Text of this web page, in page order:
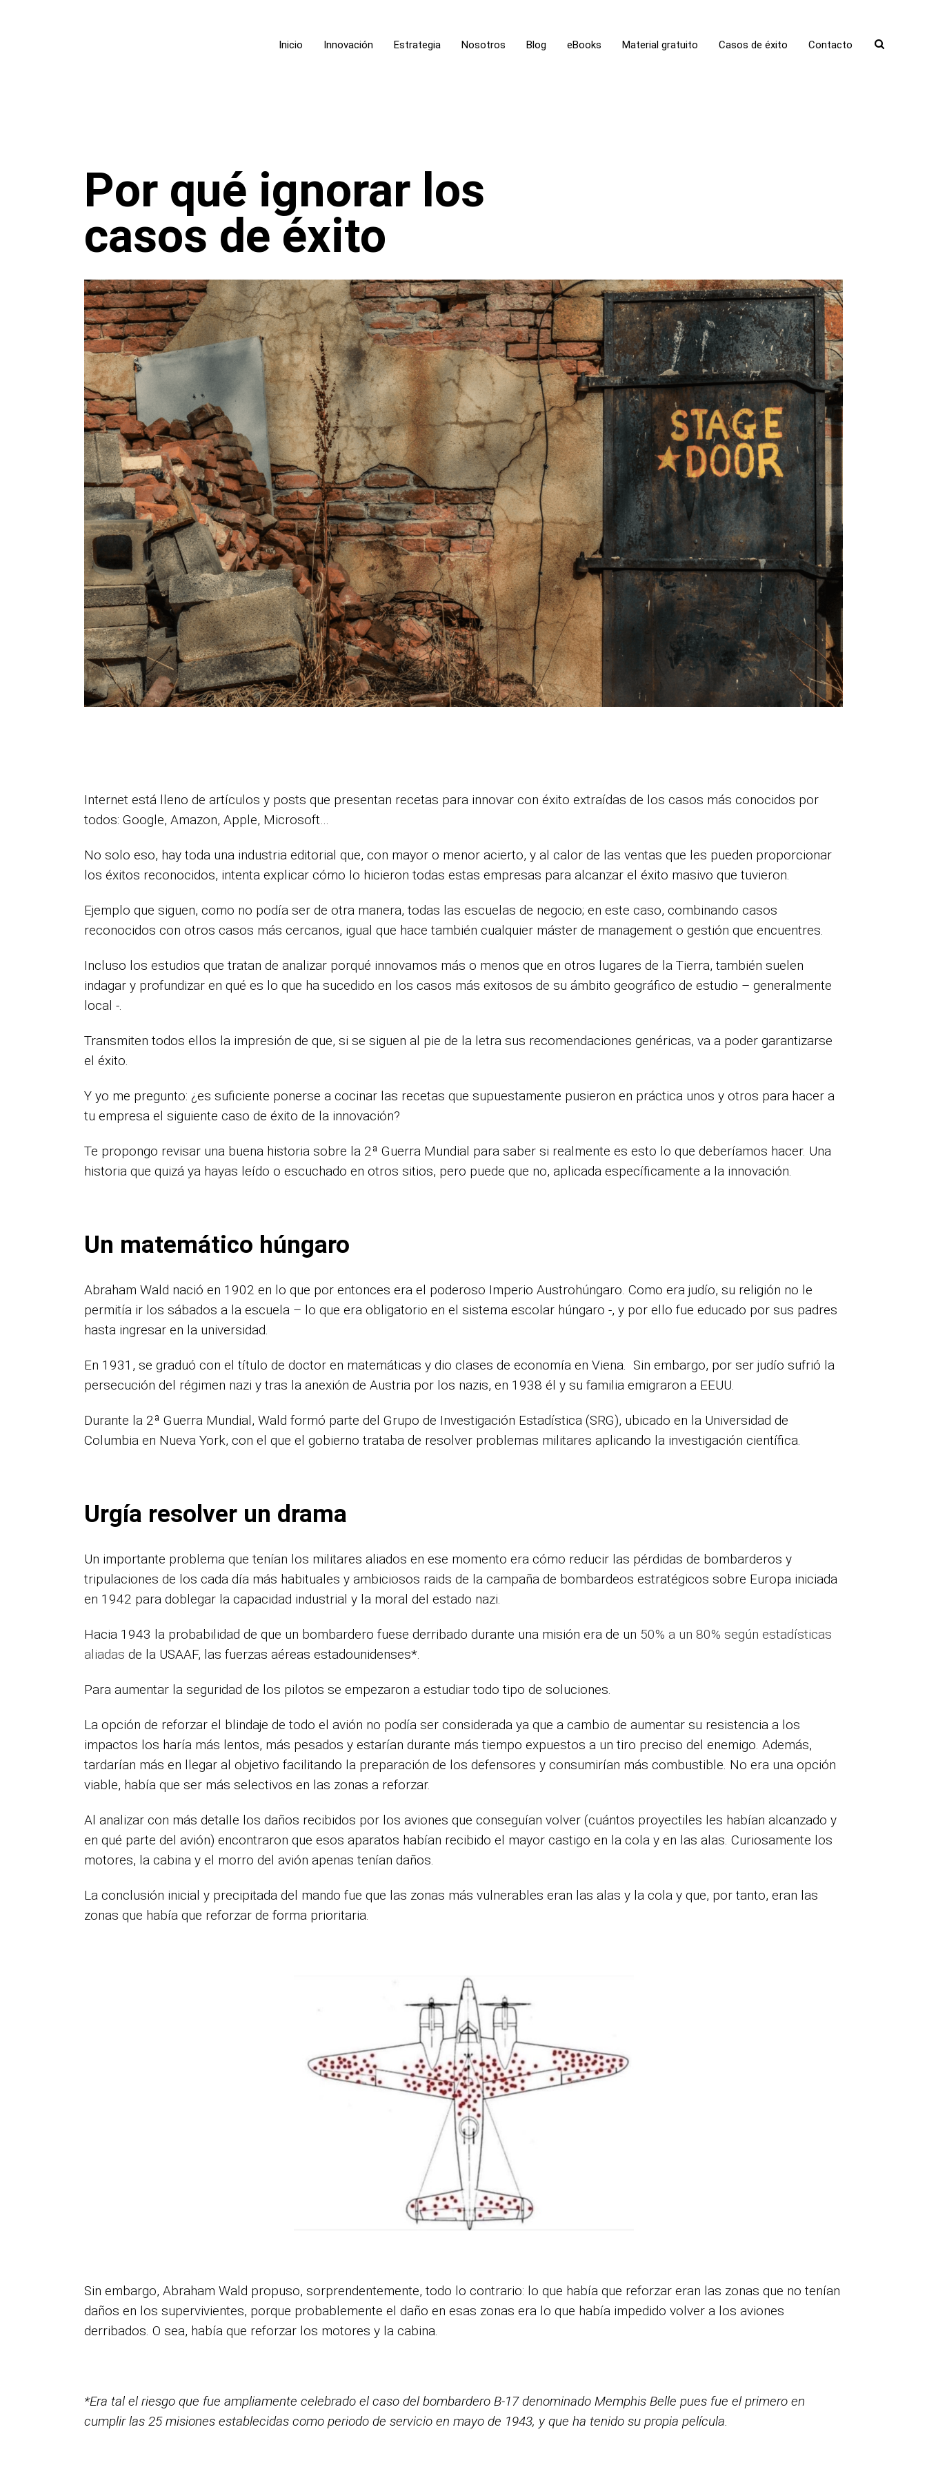
Inicio Innovación Estrategia Nosotros Blog eBooks Material gratuito Casos de éxito Contacto
Por qué ignorar los
casos de éxito
Internet está lleno de artículos y posts que presentan recetas para innovar con éxito extraídas de los casos más conocidos por
todos: Google, Amazon, Apple, Microsoft…
No solo eso, hay toda una industria editorial que, con mayor o menor acierto, y al calor de las ventas que les pueden proporcionar
los éxitos reconocidos, intenta explicar cómo lo hicieron todas estas empresas para alcanzar el éxito masivo que tuvieron.
Ejemplo que siguen, como no podía ser de otra manera, todas las escuelas de negocio; en este caso, combinando casos
reconocidos con otros casos más cercanos, igual que hace también cualquier máster de management o gestión que encuentres.
Incluso los estudios que tratan de analizar porqué innovamos más o menos que en otros lugares de la Tierra, también suelen
indagar y profundizar en qué es lo que ha sucedido en los casos más exitosos de su ámbito geográfico de estudio – generalmente
local -.
Transmiten todos ellos la impresión de que, si se siguen al pie de la letra sus recomendaciones genéricas, va a poder garantizarse
el éxito.
Y yo me pregunto: ¿es suficiente ponerse a cocinar las recetas que supuestamente pusieron en práctica unos y otros para hacer a
tu empresa el siguiente caso de éxito de la innovación?
Te propongo revisar una buena historia sobre la 2ª Guerra Mundial para saber si realmente es esto lo que deberíamos hacer. Una
historia que quizá ya hayas leído o escuchado en otros sitios, pero puede que no, aplicada específicamente a la innovación.
Un matemático húngaro
Abraham Wald nació en 1902 en lo que por entonces era el poderoso Imperio Austrohúngaro. Como era judío, su religión no le
permitía ir los sábados a la escuela – lo que era obligatorio en el sistema escolar húngaro -, y por ello fue educado por sus padres
hasta ingresar en la universidad.
En 1931, se graduó con el título de doctor en matemáticas y dio clases de economía en Viena. Sin embargo, por ser judío sufrió la
persecución del régimen nazi y tras la anexión de Austria por los nazis, en 1938 él y su familia emigraron a EEUU.
Durante la 2ª Guerra Mundial, Wald formó parte del Grupo de Investigación Estadística (SRG), ubicado en la Universidad de
Columbia en Nueva York, con el que el gobierno trataba de resolver problemas militares aplicando la investigación científica.
Urgía resolver un drama
Un importante problema que tenían los militares aliados en ese momento era cómo reducir las pérdidas de bombarderos y
tripulaciones de los cada día más habituales y ambiciosos raids de la campaña de bombardeos estratégicos sobre Europa iniciada
en 1942 para doblegar la capacidad industrial y la moral del estado nazi.
Hacia 1943 la probabilidad de que un bombardero fuese derribado durante una misión era de un 50% a un 80% según estadísticas
aliadas de la USAAF, las fuerzas aéreas estadounidenses*.
Para aumentar la seguridad de los pilotos se empezaron a estudiar todo tipo de soluciones.
La opción de reforzar el blindaje de todo el avión no podía ser considerada ya que a cambio de aumentar su resistencia a los
impactos los haría más lentos, más pesados y estarían durante más tiempo expuestos a un tiro preciso del enemigo. Además,
tardarían más en llegar al objetivo facilitando la preparación de los defensores y consumirían más combustible. No era una opción
viable, había que ser más selectivos en las zonas a reforzar.
Al analizar con más detalle los daños recibidos por los aviones que conseguían volver (cuántos proyectiles les habían alcanzado y
en qué parte del avión) encontraron que esos aparatos habían recibido el mayor castigo en la cola y en las alas. Curiosamente los
motores, la cabina y el morro del avión apenas tenían daños.
La conclusión inicial y precipitada del mando fue que las zonas más vulnerables eran las alas y la cola y que, por tanto, eran las
zonas que había que reforzar de forma prioritaria.
Sin embargo, Abraham Wald propuso, sorprendentemente, todo lo contrario: lo que había que reforzar eran las zonas que no tenían
daños en los supervivientes, porque probablemente el daño en esas zonas era lo que había impedido volver a los aviones
derribados. O sea, había que reforzar los motores y la cabina.
*Era tal el riesgo que fue ampliamente celebrado el caso del bombardero B-17 denominado Memphis Belle pues fue el primero en
cumplir las 25 misiones establecidas como periodo de servicio en mayo de 1943, y que ha tenido su propia película.